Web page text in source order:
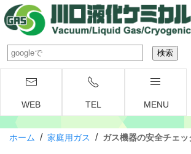
WEB TEL MENU
ホーム / 家庭用ガス / ガス機器の安全チェッ